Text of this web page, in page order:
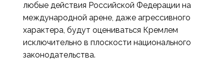
любые действия Российской Федерации на
международной арене, даже агрессивного
характера, будут оцениваться Кремлем
исключительно в плоскости национального
законодательства.